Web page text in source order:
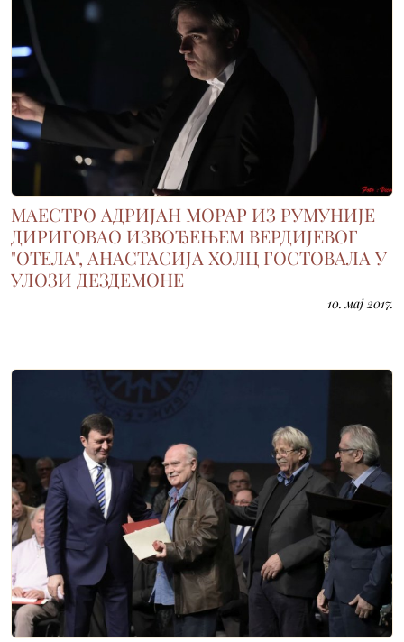
МАЕСТРО АДРИЈАН МОРАР ИЗ РУМУНИЈЕ
ДИРИГОВАО ИЗВОЂЕЊЕМ ВЕРДИЈЕВОГ
"ОТЕЛА", АНАСТАСИЈА ХОЛЦ ГОСТОВАЛА У
УЛОЗИ ДЕЗДЕМОНЕ
10. мај 2017.